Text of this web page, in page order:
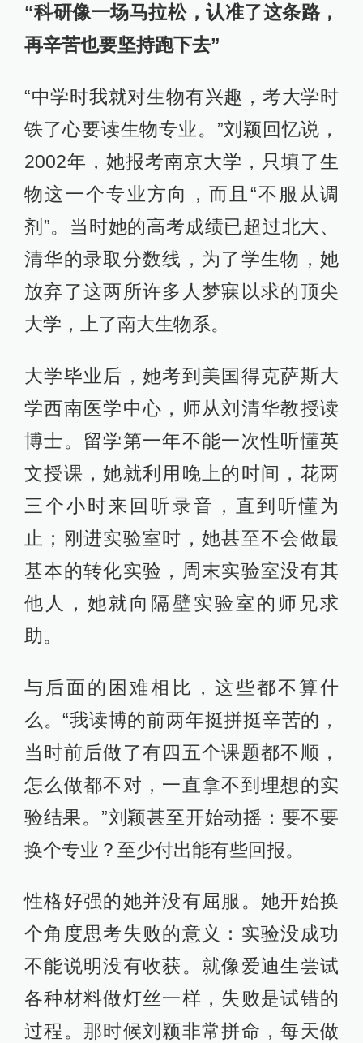
“科研像一场马拉松，认准了这条路，
再辛苦也要坚持跑下去”
“中学时我就对生物有兴趣，考大学时
铁了心要读生物专业。”刘颖回忆说，
2002年，她报考南京大学，只填了生
物这一个专业方向，而且“不服从调
剂”。当时她的高考成绩已超过北大、
清华的录取分数线，为了学生物，她
放弃了这两所许多人梦寐以求的顶尖
大学，上了南大生物系。
大学毕业后，她考到美国得克萨斯大
学西南医学中心，师从刘清华教授读
博士。留学第一年不能一次性听懂英
文授课，她就利用晚上的时间，花两
三个小时来回听录音，直到听懂为
止；刚进实验室时，她甚至不会做最
基本的转化实验，周末实验室没有其
他人，她就向隔壁实验室的师兄求
助。
与后面的困难相比，这些都不算什
么。“我读博的前两年挺拼挺辛苦的，
当时前后做了有四五个课题都不顺，
怎么做都不对，一直拿不到理想的实
验结果。”刘颖甚至开始动摇：要不要
换个专业？至少付出能有些回报。
性格好强的她并没有屈服。她开始换
个角度思考失败的意义：实验没成功
不能说明没有收获。就像爱迪生尝试
各种材料做灯丝一样，失败是试错的
过程。那时候刘颖非常拼命，每天做